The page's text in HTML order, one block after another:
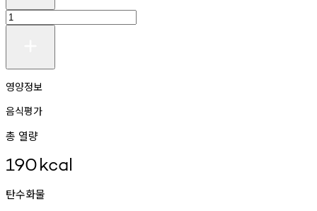
영양정보
음식평가
총 열량
190kcal
탄수화물